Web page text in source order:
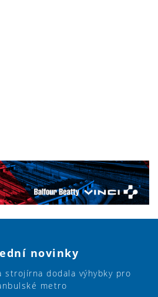
novinky
strojírna dodala výhybky pro
metro